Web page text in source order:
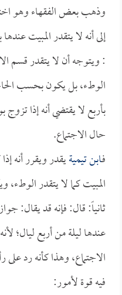
وذهب بعض الفقهاء وهو
إلى أنه لا يتقدر المبيت
: ويتوجه أن لا يتقدر قسم
الوطء، بل يكون بحسب
بأربع لا يقتضي أنه إذا تزوج
حال الاجتماع.
فـابن تيميةيقدر ويقرر أنه
المبيت كما لا يتقدر
ثانياً: قال: فإنه قد يقال:
عندها ليلة من أربع ليال؛
الاجتماع، وهذا كأنه رد
فيه قوة لأمور: